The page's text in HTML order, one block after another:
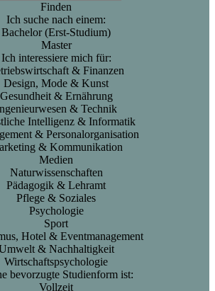
Finden
Ich suche nach einem:
Bachelor (Erst-Studium)
Master
Ich interessiere mich für:
& Finanzen
Design, Mode & Kunst
Gesundheit & Ernährung
& Technik
Intelligenz & Informatik
& Personalorganisation
& Kommunikation
Medien
Naturwissenschaften
Pädagogik & Lehramt
Pflege & Soziales
Psychologie
Sport
Hotel & Eventmanagement
& Nachhaltigkeit
Wirtschaftspsychologie
bevorzugte Studienform ist:
Vollzeit